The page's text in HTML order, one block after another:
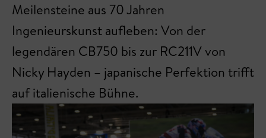
Meilensteine aus 70 Jahren
Ingenieurskunst aufleben: Von der
legendären CB750 bis zur RC211V von
Nicky Hayden – japanische Perfektion trifft
auf italienische Bühne.